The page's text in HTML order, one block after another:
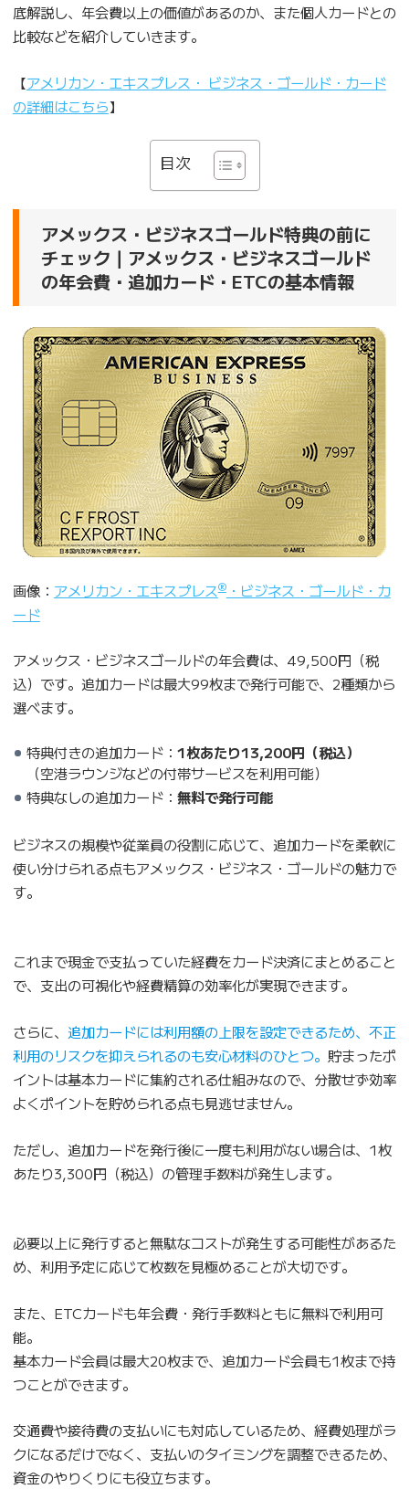
底解説し、年会費以上の価値があるのか、また個人カードとの
比較などを紹介していきます。
【アメリカン・エキスプレス・ ビジネス・ゴールド・カード
の詳細はこちら】
目次
アメックス・ビジネスゴールド特典の前に
チェック｜アメックス・ビジネスゴールド
の年会費・追加カード・ETCの基本情報
画像： アメリカン・エキスプレス®・ビジネス・ゴールド・カ
ード
アメックス・ビジネスゴールドの年会費は、49,500円（税
込）です。追加カードは最大99枚まで発行可能で、2種類から
選べます。
特典付きの追加カード：1枚あたり13,200円（税込）
（空港ラウンジなどの付帯サービスを利用可能）
特典なしの追加カード：無料で発行可能
ビジネスの規模や従業員の役割に応じて、追加カードを柔軟に
使い分けられる点もアメックス・ビジネス・ゴールドの魅力で
す。
これまで現金で支払っていた経費をカード決済にまとめること
で、支出の可視化や経費精算の効率化が実現できます。
さらに、 追加カードには利用額の上限を設定できるため、不正
利用のリスクを抑えられるのも安心材料のひとつ。 貯まったポ
イントは基本カードに集約される仕組みなので、分散せず効率
よくポイントを貯められる点も見逃せません。
ただし、追加カードを発行後に一度も利用がない場合は、1枚
あたり3,300円（税込）の管理手数料が発生します。
必要以上に発行すると無駄なコストが発生する可能性があるた
め、利用予定に応じて枚数を見極めることが大切です。
また、ETCカードも年会費・発行手数料ともに無料で利用可
能。
基本カード会員は最大20枚まで、追加カード会員も1枚まで持
つことができます。
交通費や接待費の支払いにも対応しているため、経費処理がラ
クになるだけでなく、支払いのタイミングを調整できるため、
資金のやりくりにも役立ちます。